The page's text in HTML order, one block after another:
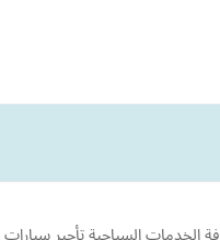
السياحية تأجير سيارات